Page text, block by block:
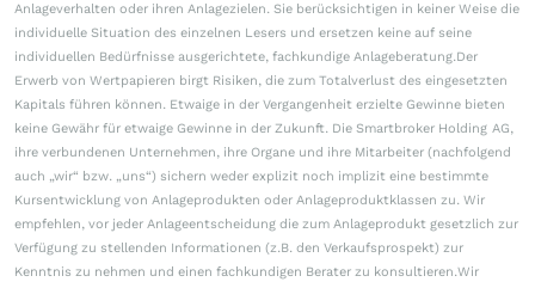
Anlageverhalten oder ihren Anlagezielen. Sie berücksichtigen in keiner Weise die
individuelle Situation des einzelnen Lesers und ersetzen keine auf seine
individuellen Bedürfnisse ausgerichtete, fachkundige Anlageberatung.Der
Erwerb von Wertpapieren birgt Risiken, die zum Totalverlust des eingesetzten
Kapitals führen können. Etwaige in der Vergangenheit erzielte Gewinne bieten
keine Gewähr für etwaige Gewinne in der Zukunft. Die Smartbroker Holding AG,
ihre verbundenen Unternehmen, ihre Organe und ihre Mitarbeiter (nachfolgend
auch „wir“ bzw. „uns“) sichern weder explizit noch implizit eine bestimmte
Kursentwicklung von Anlageprodukten oder Anlageproduktklassen zu. Wir
empfehlen, vor jeder Anlageentscheidung die zum Anlageprodukt gesetzlich zur
Verfügung zu stellenden Informationen (z.B. den Verkaufsprospekt) zur
Kenntnis zu nehmen und einen fachkundigen Berater zu konsultieren.Wir